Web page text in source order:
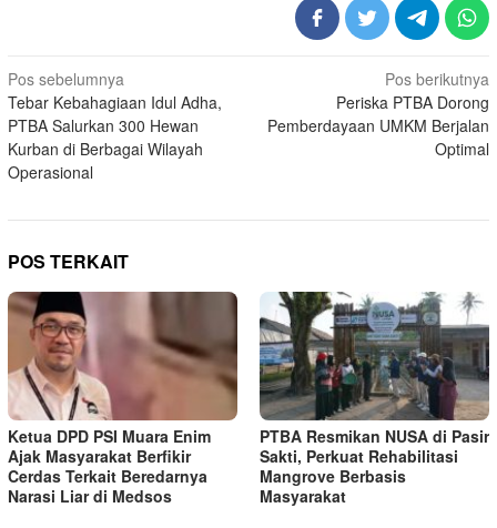
Navigasi
pos
Pos sebelumnya
Tebar Kebahagiaan Idul Adha,
PTBA Salurkan 300 Hewan
Kurban di Berbagai Wilayah
Operasional
Pos berikutnya
Periska PTBA Dorong
Pemberdayaan UMKM Berjalan
Optimal
POS TERKAIT
Ketua DPD PSI Muara Enim
Ajak Masyarakat Berfikir
Cerdas Terkait Beredarnya
Narasi Liar di Medsos
PTBA Resmikan NUSA di Pasir
Sakti, Perkuat Rehabilitasi
Mangrove Berbasis
Masyarakat